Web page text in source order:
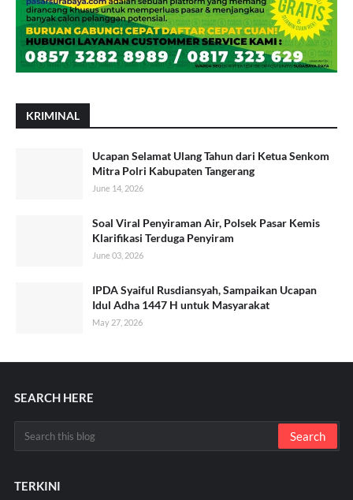
KRIMINAL
Ucapan Selamat Ulang Tahun dari Ketua Senkom
Mitra Polri Kabupaten Tangerang
June 14, 2026
Soal Viral Penyiraman Air, Polsek Pasar Kemis
Klarifikasi Terduga Penyiram
June 03, 2026
IPDA Syaiful Rusdiansyah, Sampaikan Ucapan
Idul Adha 1447 H untuk Masyarakat
May 27, 2026
SEARCH HERE
TERKINI